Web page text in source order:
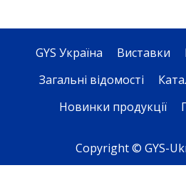
GYS Україна Виставки
Загальні відомості
Новинки продукції
Copyright © GYS-